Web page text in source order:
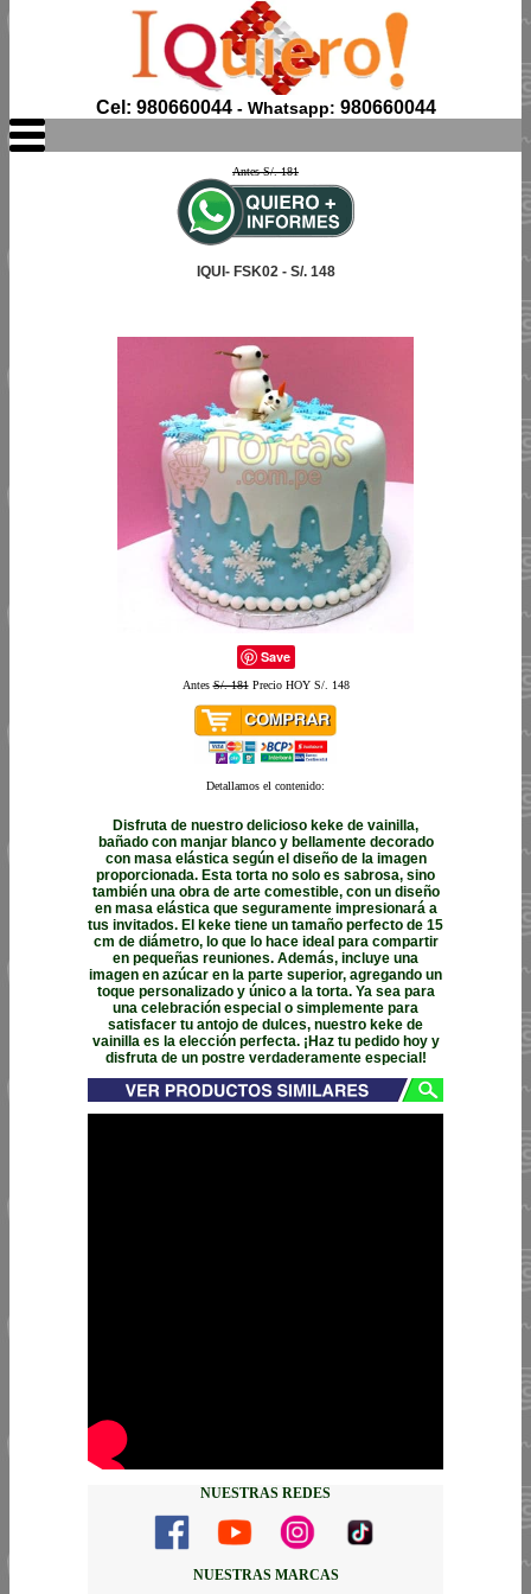
Cel: 980660044- Whatsapp: 980660044
Antes S/. 181
IQUI- FSK02 - S/. 148
Save
AntesS/. 181Precio HOY S/. 148
Detallamos el contenido:
Disfruta de nuestro delicioso keke de vainilla,
bañado con manjar blanco y bellamente decorado
con masa elástica según el diseño de la imagen
proporcionada. Esta torta no solo es sabrosa, sino
también una obra de arte comestible, con un diseño
en masa elástica que seguramente impresionará a
tus invitados. El keke tiene un tamaño perfecto de 15
cm de diámetro, lo que lo hace ideal para compartir
en pequeñas reuniones. Además, incluye una
imagen en azúcar en la parte superior, agregando un
toque personalizado y único a la torta. Ya sea para
una celebración especial o simplemente para
satisfacer tu antojo de dulces, nuestro keke de
vainilla es la elección perfecta. ¡Haz tu pedido hoy y
disfruta de un postre verdaderamente especial!
NUESTRAS REDES
NUESTRAS MARCAS